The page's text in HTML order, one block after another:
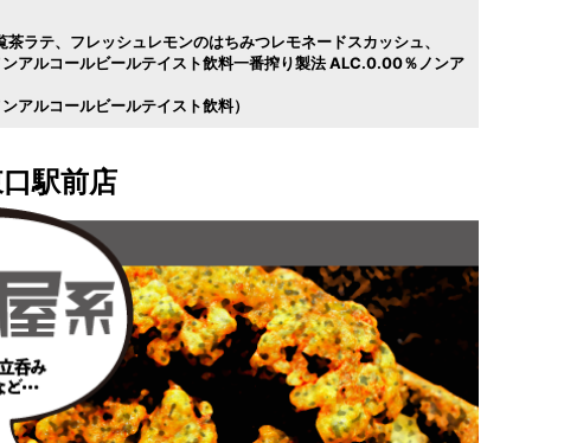
茶ラテ
フレッシュレモンのはちみつレモネードスカッシュ
アルコールビールテイスト飲料一番搾り製法 ALC.0.00％ノンア
アルコールビールテイスト飲料）
駅前店